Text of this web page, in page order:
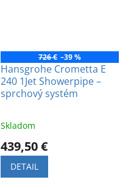
726 € –39 %
Hansgrohe Crometta E
240 1Jet Showerpipe –
sprchový systém
Skladom
439,50 €
DETAIL